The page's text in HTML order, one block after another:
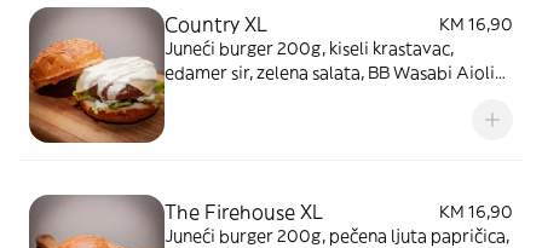
Country XL
KM 16,90
Juneći burger 200g, kiseli krastavac,
edamer sir, zelena salata, BB Wasabi Aioli
The Firehouse XL
KM 16,90
Juneći burger 200g, pečena ljuta papričica,